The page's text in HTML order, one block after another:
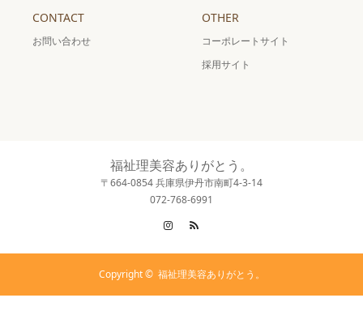
CONTACT
お問い合わせ
OTHER
コーポレートサイト
採用サイト
福祉理美容ありがとう。
〒664-0854 兵庫県伊丹市南町4-3-14
072-768-6991
Instagram
Copyright © 福祉理美容ありがとう。